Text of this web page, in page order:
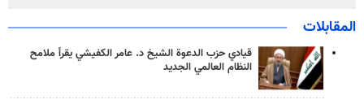
المقابلات
قيادي حزب الدعوة الشيخ د. عامر الكفيشي يقرأ ملامح
النظام العالمي الجديد